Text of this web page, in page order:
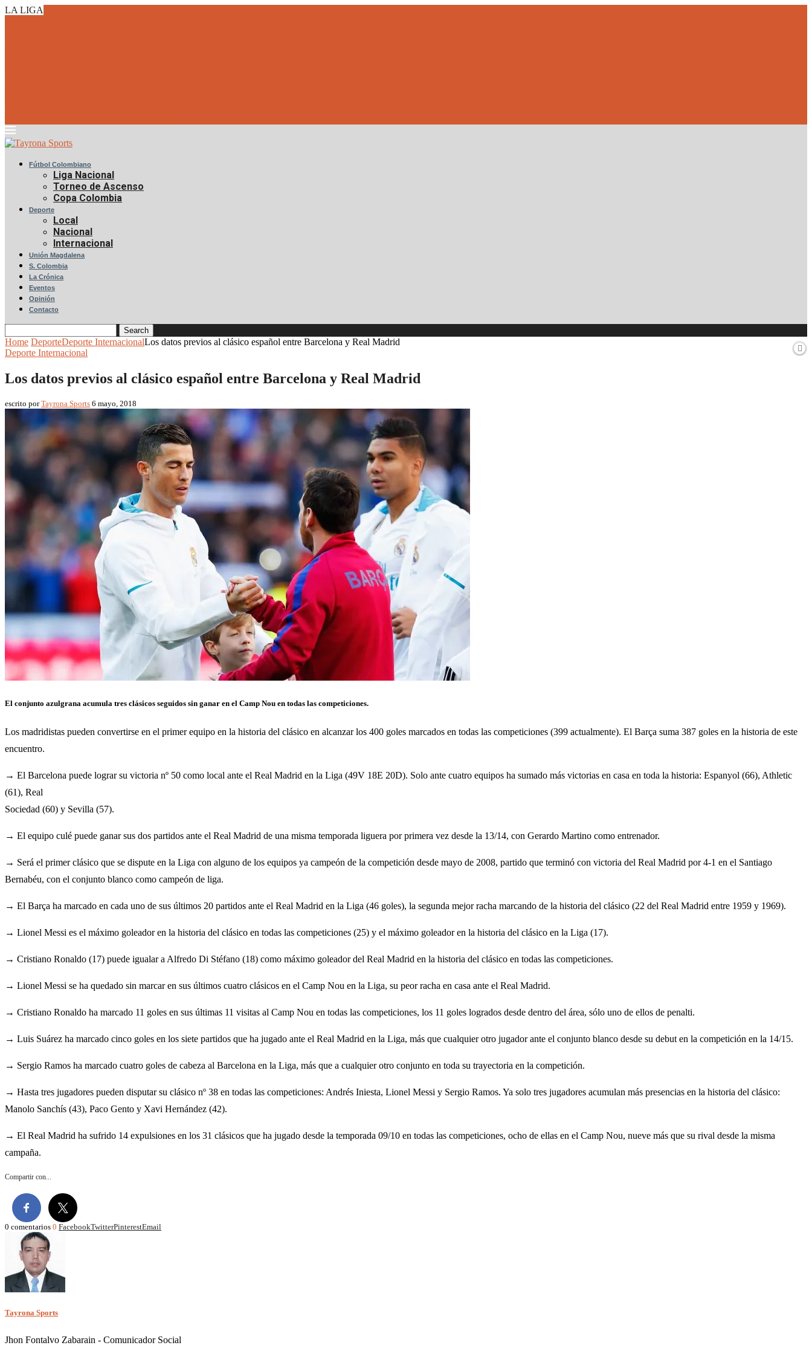
LA LIGA
Fútbol Colombiano
Liga Nacional
Torneo de Ascenso
Copa Colombia
Deporte
Local
Nacional
Internacional
Unión Magdalena
S. Colombia
La Crónica
Eventos
Opinión
Contacto
Search
Home DeporteDeporte InternacionalLos datos previos al clásico español entre Barcelona y Real Madrid
Deporte Internacional
Los datos previos al clásico español entre Barcelona y Real Madrid
escrito porTayrona Sports 6 mayo, 2018
El conjunto azulgrana acumula tres clásicos seguidos sin ganar en el Camp Nou en todas las competiciones.
Los madridistas pueden convertirse en el primer equipo en la historia del clásico en alcanzar los 400 goles marcados en todas las competiciones (399 actualmente). El Barça suma 387 goles en la historia de este
encuentro.
→ El Barcelona puede lograr su victoria nº 50 como local ante el Real Madrid en la Liga (49V 18E 20D). Solo ante cuatro equipos ha sumado más victorias en casa en toda la historia: Espanyol (66), Athletic
(61), Real
Sociedad (60) y Sevilla (57).
→ El equipo culé puede ganar sus dos partidos ante el Real Madrid de una misma temporada liguera por primera vez desde la 13/14, con Gerardo Martino como entrenador.
→ Será el primer clásico que se dispute en la Liga con alguno de los equipos ya campeón de la competición desde mayo de 2008, partido que terminó con victoria del Real Madrid por 4-1 en el Santiago
Bernabéu, con el conjunto blanco como campeón de liga.
→ El Barça ha marcado en cada uno de sus últimos 20 partidos ante el Real Madrid en la Liga (46 goles), la segunda mejor racha marcando de la historia del clásico (22 del Real Madrid entre 1959 y 1969).
→ Lionel Messi es el máximo goleador en la historia del clásico en todas las competiciones (25) y el máximo goleador en la historia del clásico en la Liga (17).
→ Cristiano Ronaldo (17) puede igualar a Alfredo Di Stéfano (18) como máximo goleador del Real Madrid en la historia del clásico en todas las competiciones.
→ Lionel Messi se ha quedado sin marcar en sus últimos cuatro clásicos en el Camp Nou en la Liga, su peor racha en casa ante el Real Madrid.
→ Cristiano Ronaldo ha marcado 11 goles en sus últimas 11 visitas al Camp Nou en todas las competiciones, los 11 goles logrados desde dentro del área, sólo uno de ellos de penalti.
→ Luis Suárez ha marcado cinco goles en los siete partidos que ha jugado ante el Real Madrid en la Liga, más que cualquier otro jugador ante el conjunto blanco desde su debut en la competición en la 14/15.
→ Sergio Ramos ha marcado cuatro goles de cabeza al Barcelona en la Liga, más que a cualquier otro conjunto en toda su trayectoria en la competición.
→ Hasta tres jugadores pueden disputar su clásico nº 38 en todas las competiciones: Andrés Iniesta, Lionel Messi y Sergio Ramos. Ya solo tres jugadores acumulan más presencias en la historia del clásico:
Manolo Sanchís (43), Paco Gento y Xavi Hernández (42).
→ El Real Madrid ha sufrido 14 expulsiones en los 31 clásicos que ha jugado desde la temporada 09/10 en todas las competiciones, ocho de ellas en el Camp Nou, nueve más que su rival desde la misma
campaña.
Compartir con...
0 comentarios 0 FacebookTwitterPinterestEmail
Tayrona Sports
Jhon Fontalvo Zabarain - Comunicador Social